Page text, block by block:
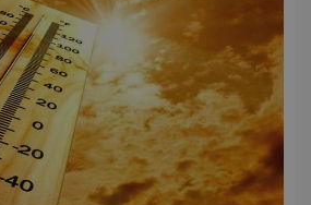
cookies επιτρέπουν
του ιστότοπου, όπως τη
και τη διαχείριση λογαριασμού.
μπορεί να χρησιμοποιηθεί σωστά
απαραίτητα cookies.
Προμηθευτής/ Πεδίο
.lifenewscy.tothemaonline.com